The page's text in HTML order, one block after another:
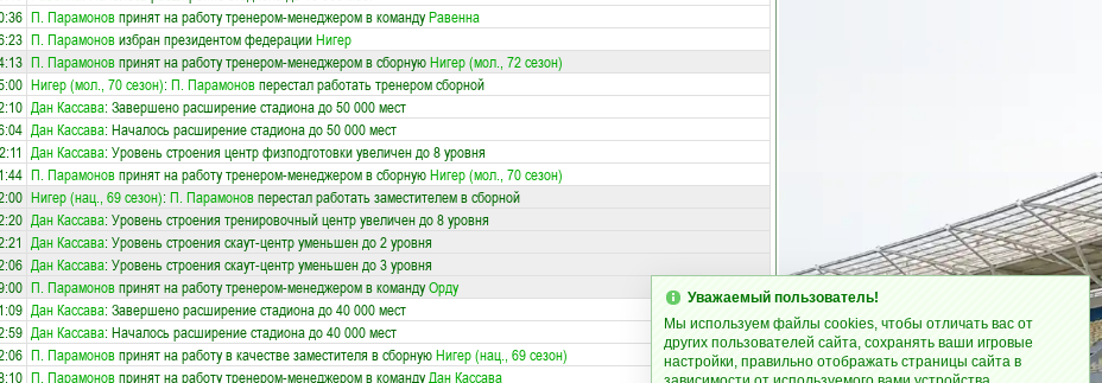
П. Парамоновпринят на работу тренером-менеджером в командуРавенна
П. Парамоновизбран президентом федерацииНигер
П. Парамоновпринят на работу тренером-менеджером в сборнуюНигер (мол., 72 сезон)
Нигер (мол., 70 сезон): П. Парамоновперестал работать тренером сборной
Дан Кассава: Завершено расширение стадиона до 50 000 мест
Дан Кассава: Началось расширение стадиона до 50 000 мест
Дан Кассава: Уровень строения центр физподготовки увеличен до 8 уровня
П. Парамоновпринят на работу тренером-менеджером в сборнуюНигер (мол., 70 сезон)
Нигер (нац., 69 сезон): П. Парамоновперестал работать заместителем в сборной
Дан Кассава: Уровень строения тренировочный центр увеличен до 8 уровня
Дан Кассава: Уровень строения скаут-центр уменьшен до 2 уровня
Дан Кассава: Уровень строения скаут-центр уменьшен до 3 уровня
П. Парамоновпринят на работу тренером-менеджером в командуОрду
Дан Кассава: Завершено расширение стадиона до 40 000 мест
Дан Кассава: Началось расширение стадиона до 40 000 мест
П. Парамоновпринят на работу в качестве заместителя в сборнуюНигер (нац., 69 сезон)
П. Парамоновпринят на работу тренером-менеджером в командуДан Кассава
Уважаемый пользователь!
Мы используем файлы cookies, чтобы отличать вас от
других пользователей сайта, сохранять ваши игровые
настройки, правильно отображать страницы сайта в